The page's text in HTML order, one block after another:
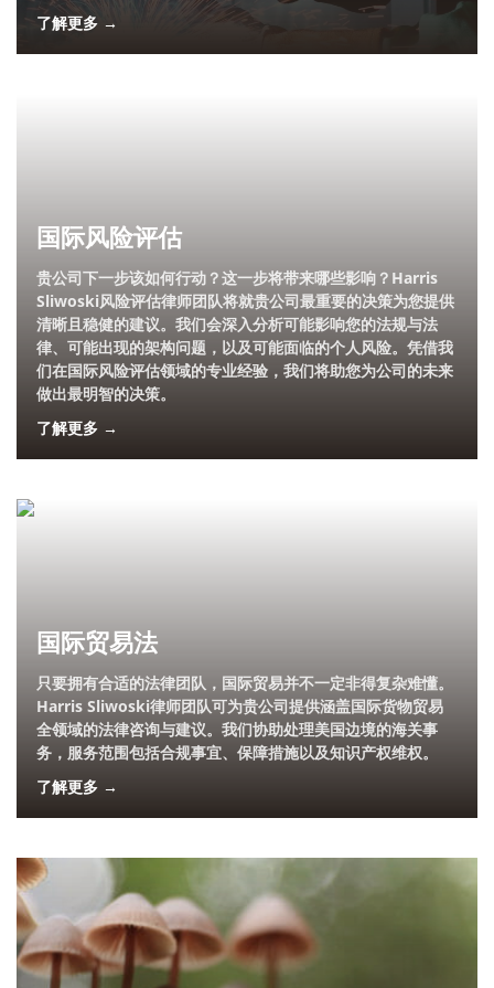
了解更多 →
国际风险评估
贵公司下一步该如何行动？这一步将带来哪些影响？Harris
Sliwoski风险评估律师团队将就贵公司最重要的决策为您提供
清晰且稳健的建议。我们会深入分析可能影响您的法规与法
律、可能出现的架构问题，以及可能面临的个人风险。凭借我
们在国际风险评估领域的专业经验，我们将助您为公司的未来
做出最明智的决策。
了解更多 →
国际贸易法
只要拥有合适的法律团队，国际贸易并不一定非得复杂难懂。
Harris Sliwoski律师团队可为贵公司提供涵盖国际货物贸易
全领域的法律咨询与建议。我们协助处理美国边境的海关事
务，服务范围包括合规事宜、保障措施以及知识产权维权。
了解更多 →